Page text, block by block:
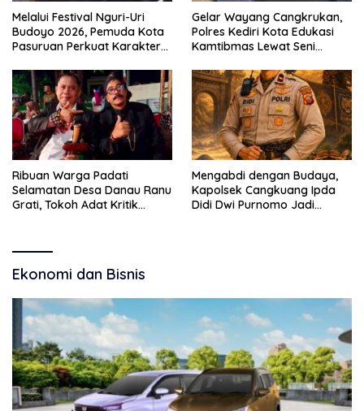
Melalui Festival Nguri-Uri
Budoyo 2026, Pemuda Kota
Pasuruan Perkuat Karakter
Narkoba
Gelar Wayang Cangkrukan,
Polres Kediri Kota Edukasi
Kamtibmas Lewat Seni
Ribuan Warga Padati
Selamatan Desa Danau Ranu
Grati, Tokoh Adat Kritik
Mengabdi dengan Budaya,
Kapolsek Cangkuang Ipda
Didi Dwi Purnomo Jadi
Ekonomi dan Bisnis